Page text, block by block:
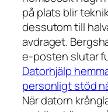
på plats blir
dessutom till
avdraget.
e-posten slutar
Datorhjälp
personligt stöd
När datorn